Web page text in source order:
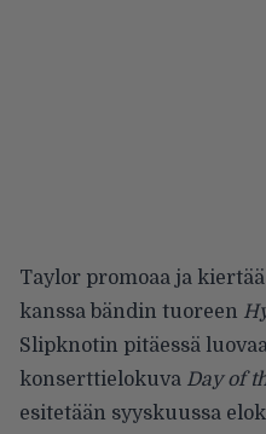
Taylor promoaa ja
kanssa bändin tuoreen
Slipknotin pitäessä
konserttielokuva Day of
esitetään syyskuussa